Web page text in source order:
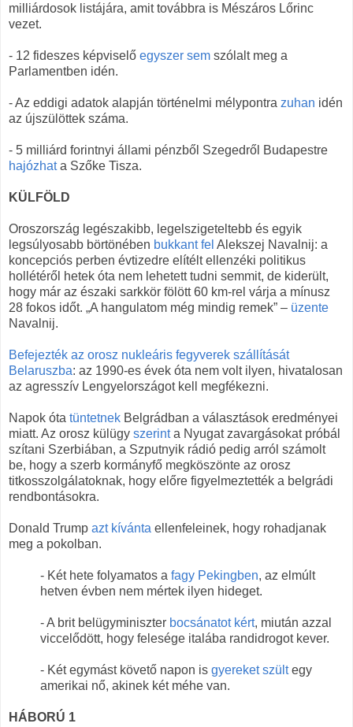
milliárdosok listájára, amit továbbra is Mészáros Lőrinc
vezet.
- 12 fideszes képviselő egyszer sem szólalt meg a
Parlamentben idén.
- Az eddigi adatok alapján történelmi mélypontra zuhan idén
az újszülöttek száma.
- 5 milliárd forintnyi állami pénzből Szegedről Budapestre
hajózhata Szőke Tisza.
KÜLFÖLD
Oroszország legészakibb, legelszigeteltebb és egyik
legsúlyosabb börtönében bukkant fel Alekszej Navalnij: a
koncepciós perben évtizedre elítélt ellenzéki politikus
hollétéről hetek óta nem lehetett tudni semmit, de kiderült,
hogy már az északi sarkkör fölött 60 km-rel várja a mínusz
28 fokos időt. „A hangulatom még mindig remek” – üzente
Navalnij.
Befejezték az orosz nukleáris fegyverek szállítását
Belaruszba: az 1990-es évek óta nem volt ilyen, hivatalosan
az agresszív Lengyelországot kell megfékezni.
Napok óta tüntetnek Belgrádban a választások eredményei
miatt. Az orosz külügy szerinta Nyugat zavargásokat próbál
szítani Szerbiában, a Szputnyik rádió pedig arról számolt
be, hogy a szerb kormányfő megköszönte az orosz
titkosszolgálatoknak, hogy előre figyelmeztették a belgrádi
rendbontásokra.
Donald Trump azt kívánta ellenfeleinek, hogy rohadjanak
meg a pokolban.
- Két hete folyamatos a fagy Pekingben, az elmúlt
hetven évben nem mértek ilyen hideget.
- A brit belügyminiszter bocsánatot kért, miután azzal
viccelődött, hogy felesége italába randidrogot kever.
- Két egymást követő napon is gyereket szültegy
amerikai nő, akinek két méhe van.
HÁBORÚ 1